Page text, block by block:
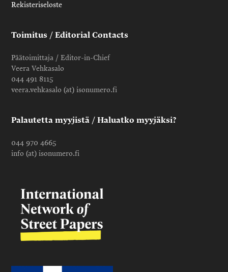
Rekisteriseloste
Toimitus / Editorial Contacts
Päätoimittaja / Editor-in-Chief
Veera Vehkasalo
044 491 8115
veera.vehkasalo (at) isonumero.fi
Palautetta myyjistä / Haluatko myyjäksi?
044 970 4665
info (at) isonumero.fi